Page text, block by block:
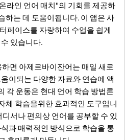
라인 언어 매치"의 기회를 제공하
하는 데 도움이됩니다. 이 앱은 사
페이스를 자랑하여 수업을 쉽게
있습니다.
면 아제르바이잔어는 매일 새로
이되는 다양한 자료와 연습에 액
각 운동은 현대 언어 학습 방법론
체 학습을위한 효과적인 도구입니
서나 편의상 언어를 공부할 수 있
과 매력적인 방식으로 학습을 통